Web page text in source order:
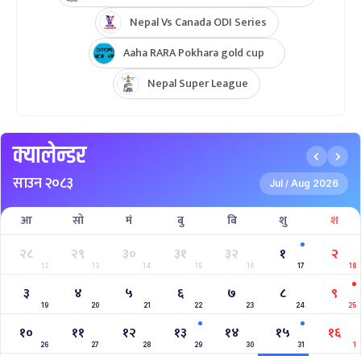
Nepal Vs Canada ODI Series
Aaha RARA Pokhara gold cup
Nepal Super League
क्यालेन्डर
साउन २०८३ Jul / Aug 2026
आ सो मं बु बि शु श
२८
12
२९
13
३०
14
३१
15
३२
16
१
17
२
18
३
19
४
20
५
21
६
22
७
23
८
24
९
25
१०
26
११
27
१२
28
१३
29
१४
30
१५
31
१६
1